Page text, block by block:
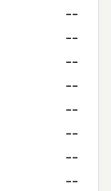
--
--
--
--
--
--
--
--